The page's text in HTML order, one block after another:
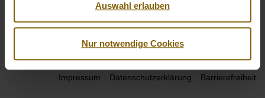
Auswahl erlauben
Nur notwendige Cookies
Facebook
TwitterInstagramYoutubeLinkedIn
© 2026 by Nationale Anti Doping Agentur
Impressum Datenschutzerklärung Barrierefreiheit